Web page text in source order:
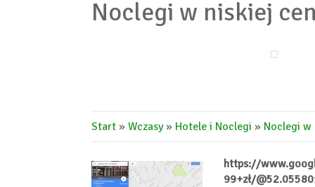
Noclegi w niskiej
Start » Wczasy» Hotele i Noclegi » Noclegi w
https://
99+zł/